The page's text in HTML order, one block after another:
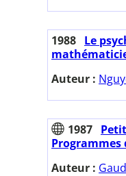
1988 Le
Auteur :
1987
Programmes
Auteur :